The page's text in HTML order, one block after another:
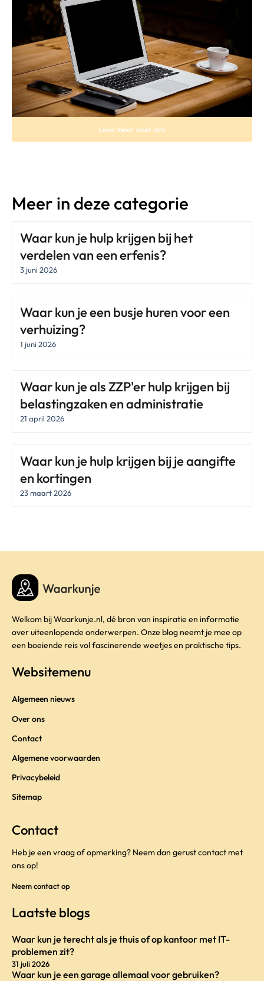
Lees meer over ons
Meer in deze categorie
Waar kun je hulp krijgen bij het
verdelen van een erfenis?
3 juni 2026
Waar kun je een busje huren voor een
verhuizing?
1 juni 2026
Waar kun je als ZZP'er hulp krijgen bij
belastingzaken en administratie
21 april 2026
Waar kun je hulp krijgen bij je aangifte
en kortingen
23 maart 2026
Welkom bij Waarkunje.nl, dé bron van inspiratie en informatie
over uiteenlopende onderwerpen. Onze blog neemt je mee op
een boeiende reis vol fascinerende weetjes en praktische tips.
Websitemenu
Algemeen nieuws
Over ons
Contact
Algemene voorwaarden
Privacybeleid
Sitemap
Contact
Heb je een vraag of opmerking? Neem dan gerust contact met
ons op!
Neem contact op
Laatste blogs
Waar kun je terecht als je thuis of op kantoor met IT-
problemen zit?
31 juli 2026
Waar kun je een garage allemaal voor gebruiken?